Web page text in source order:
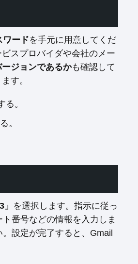
ワードを手元に用意してくだ
スプロバイダや会社のメー
ジョンであるかも確認して
す。
。
。
を選択します。指示に従っ
番号などの情報を入力しま
設定が完了すると、Gmail